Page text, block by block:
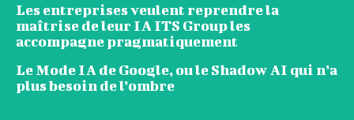
Les entreprises veulent reprendre la
maîtrise de leur IA ITS Group les
accompagne pragmatiquement
Le Mode IA de Google, ou le Shadow AI qui n’a
plus besoin de l’ombre